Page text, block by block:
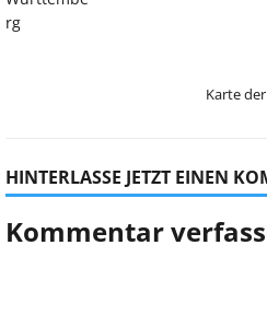
Karte
HINTERLASSE JETZT EINEN
Kommentar